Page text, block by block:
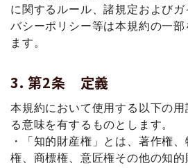
に関するルール、諸規定およびガ
バシーポリシー等は本規約の一
ます。
第2条 定義
本規約において使用する以下の
る意味を有するものとします。
・「知的財産権」とは、著作権
権、商標権、意匠権その他の知